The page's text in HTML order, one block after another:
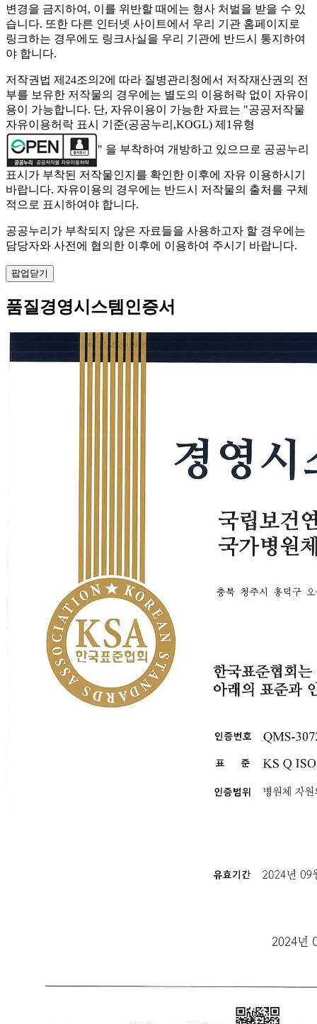
변경을 금지하여, 이를 위반할 때에는 형사 처벌을 받을 수 있
습니다. 또한 다른 인터넷 사이트에서 우리 기관 홈페이지로
링크하는 경우에도 링크사실을 우리 기관에 반드시 통지하여
야 합니다.
저작권법 제24조의2에 따라 질병관리청에서 저작재산권의 전
부를 보유한 저작물의 경우에는 별도의 이용허락 없이 자유이
용이 가능합니다. 단, 자유이용이 가능한 자료는 "공공저작물
자유이용허락 표시 기준(공공누리,KOGL) 제1유형
" 을 부착하여 개방하고 있으므로 공공누리
표시가 부착된 저작물인지를 확인한 이후에 자유 이용하시기
바랍니다. 자유이용의 경우에는 반드시 저작물의 출처를 구체
적으로 표시하여야 합니다.
공공누리가 부착되지 않은 자료들을 사용하고자 할 경우에는
담당자와 사전에 협의한 이후에 이용하여 주시기 바랍니다.
팝업닫기
품질경영시스템인증서